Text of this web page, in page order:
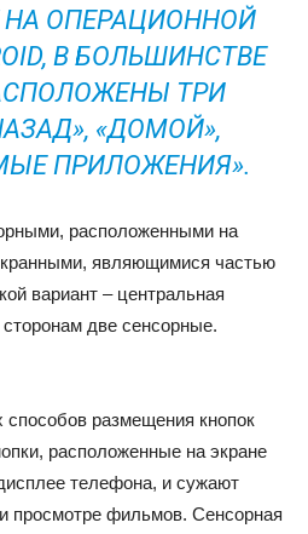
ОПЕРАЦИОННОЙ
В БОЛЬШИНСТВЕ
ТРИ
«ДОМОЙ»,
ПРИЛОЖЕНИЯ».
расположенными на
являющимися частью
вариант – центральная
две сенсорные.
размещения кнопок
расположенные на экране
телефона, и сужают
просмотре фильмов. Сенсорная